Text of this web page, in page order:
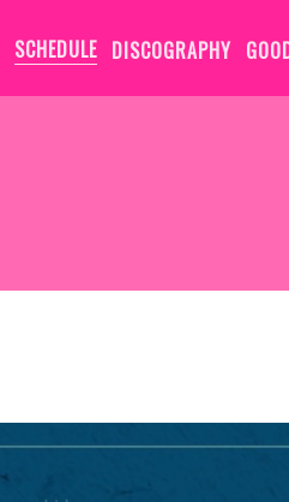
SCHEDULE DISCOGRAPHY